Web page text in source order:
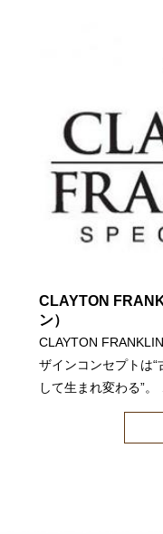
CLAYTON
ン）
CLAYTON
ザインコンセプトは
して生まれ変わる”